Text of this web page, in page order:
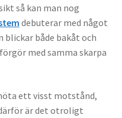
så kan man nog
debuterar med något
både bakåt och
med samma skarpa
ett visst motstånd,
är det otroligt